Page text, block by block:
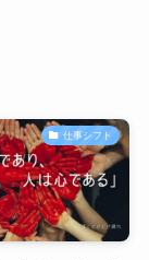
仕事シフト